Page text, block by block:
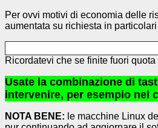
Per ovvi motivi di economia delle
aumentata su richiesta in
Ricordatevi che se finite fuori
Usate la combinazione di
intervenire, per esempio nel
NOTA BENE: le macchine Linux